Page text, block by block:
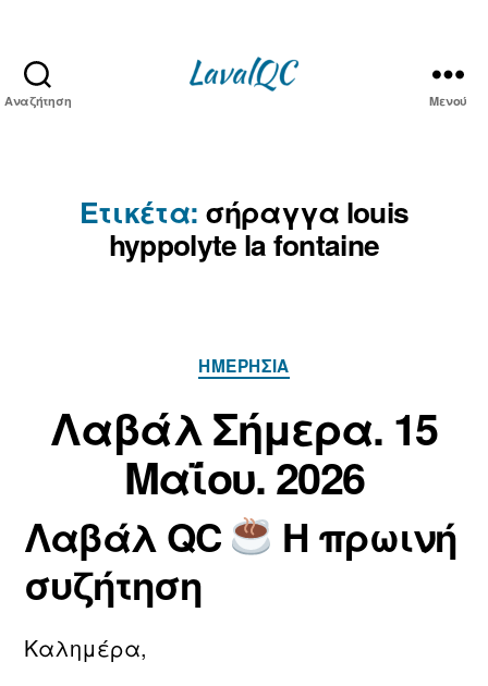
Αναζήτηση Μενού
Ετικέτα: σήραγγα louis
hyppolyte la fontaine
Κατηγορίες
ΗΜΕΡΉΣΙΑ
Λαβάλ Σήμερα. 15
Μαΐου. 2026
Συντάκτης
άρθρου
Α
ό
τ
ο
ν/
τ
η
Ημ.
δημοσίευσης
5
Μ
α
ΐ
ο
υ
Λαβάλ QC
Η πρωινή
συζήτηση
Καλημέρα,